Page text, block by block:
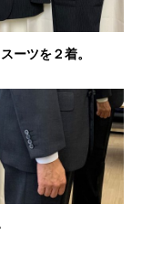
ーツを２着。